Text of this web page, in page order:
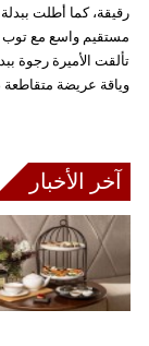
رقيقة، كما أطلت
مستقيم واسع مع توب
تألقت الأميرة رجوة
وياقة عريضة متقاطعة
آخر الأخبار